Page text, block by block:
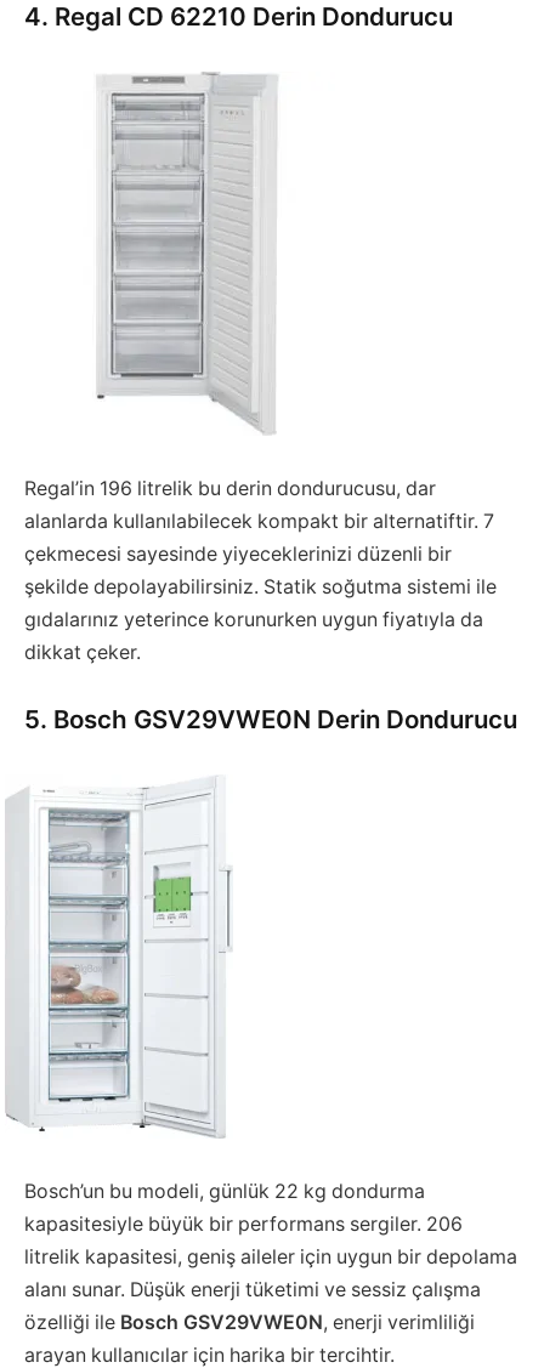
4. Regal CD 62210 Derin Dondurucu
Regal’in 196 litrelik bu derin dondurucusu, dar
alanlarda kullanılabilecek kompakt bir alternatiftir. 7
çekmecesi sayesinde yiyeceklerinizi düzenli bir
şekilde depolayabilirsiniz. Statik soğutma sistemi ile
gıdalarınız yeterince korunurken uygun fiyatıyla da
dikkat çeker.
5. Bosch GSV29VWE0N Derin Dondurucu
Bosch’un bu modeli, günlük 22 kg dondurma
kapasitesiyle büyük bir performans sergiler. 206
litrelik kapasitesi, geniş aileler için uygun bir depolama
alanı sunar. Düşük enerji tüketimi ve sessiz çalışma
özelliği ile Bosch GSV29VWE0N, enerji verimliliği
arayan kullanıcılar için harika bir tercihtir.